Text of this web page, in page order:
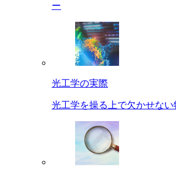
ー
光工学の実際
光工学を操る上で欠かせな